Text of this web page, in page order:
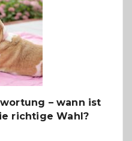
– wann ist
richtige Wahl?